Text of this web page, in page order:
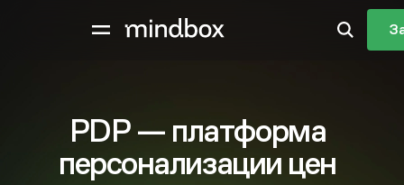
PDP — платформа
персонализации цен